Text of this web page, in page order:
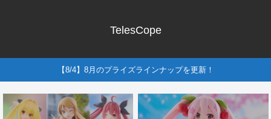
TelesCope
【8/4】8月のプライズラインナップを更新！